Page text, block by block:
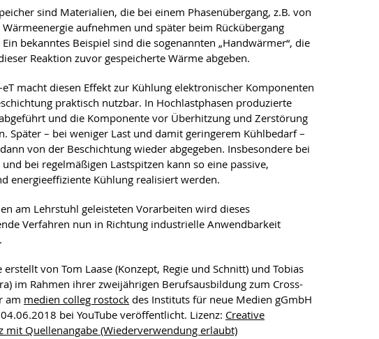
sind Materialien, die bei einem Phasenübergang, z.B. von
aufnehmen und später beim Rückübergang
bekanntes Beispiel sind die sogenannten „Handwärmer“, die
Reaktion zuvor gespeicherte Wärme abgeben.
eT macht diesen Effekt zur Kühlung elektronischer Komponenten
praktisch nutzbar. In Hochlastphasen produzierte
und die Komponente vor Überhitzung und Zerstörung
Später – bei weniger Last und damit geringerem Kühlbedarf –
von der Beschichtung wieder abgegeben. Insbesondere bei
bei regelmäßigen Lastspitzen kann so eine passive,
energieeffiziente Kühlung realisiert werden.
am Lehrstuhl geleisteten Vorarbeiten wird dieses
Verfahren nun in Richtung industrielle Anwendbarkeit
erstellt von Tom Laase (Konzept, Regie und Schnitt) und Tobias
im Rahmen ihrer zweijährigen Berufsausbildung zum Cross-
am medien colleg rostock des Instituts für neue Medien gGmbH
bei YouTube veröffentlicht. Lizenz: Creative
mit Quellenangabe (Wiederverwendung erlaubt)